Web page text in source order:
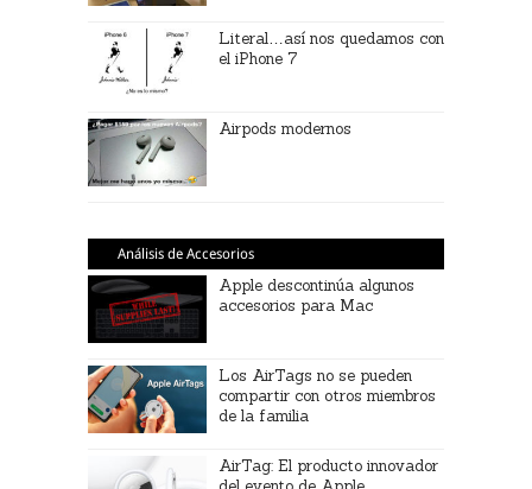
Literal…así nos quedamos con
el iPhone 7
Airpods modernos
Análisis de Accesorios
Apple descontinúa algunos
accesorios para Mac
Los AirTags no se pueden
compartir con otros miembros
de la familia
AirTag: El producto innovador